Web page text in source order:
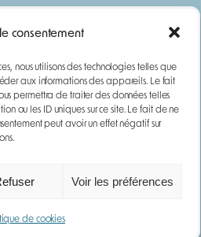
consentement
nous utilisons des technologies telles que
aux informations des appareils. Le fait
permettra de traiter des données telles
ou les ID uniques sur ce site. Le fait de ne
peut avoir un effet négatif sur
Voir les préférences
de cookies